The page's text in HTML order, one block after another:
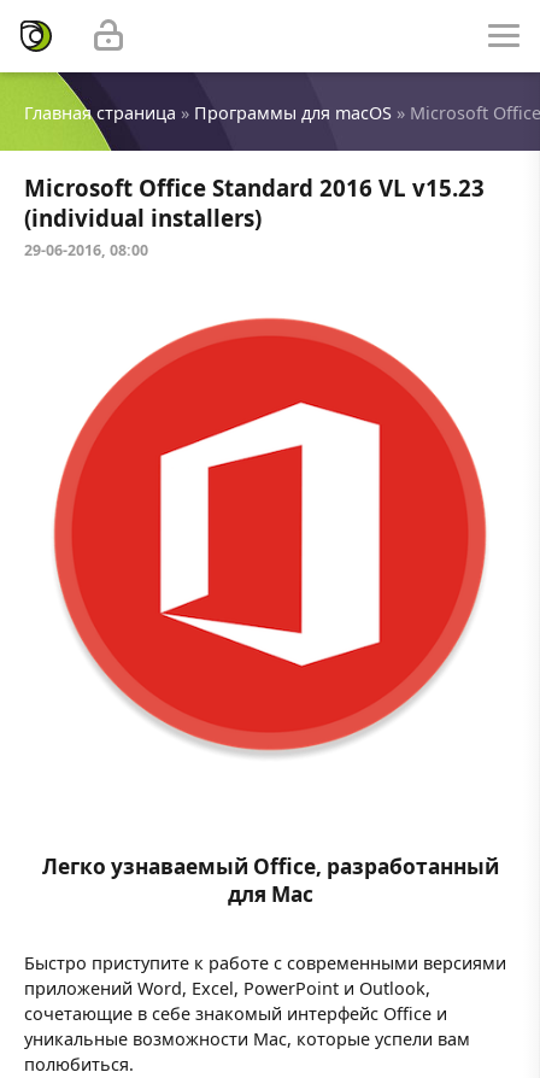
Главная страница » Программы для macOS » Microsoft
Microsoft Office Standard 2016 VL v15.23
(individual installers)
29-06-2016, 08:00
Легко узнаваемый Office, разработанный
для Mac
Быстро приступите к работе с современными версиями
приложений Word, Excel, PowerPoint и Outlook,
сочетающие в себе знакомый интерфейс Office и
уникальные возможности Mac, которые успели вам
полюбиться.